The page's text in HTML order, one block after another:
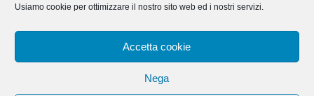
Usiamo cookie per ottimizzare il nostro sito web ed i nostri servizi.
Accetta cookie
Nega
Twitter